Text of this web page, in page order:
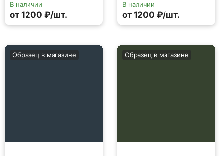
В наличии
от 1200 ₽/шт.
В наличии
от 1200 ₽/шт.
Образец в магазине Образец в магазине